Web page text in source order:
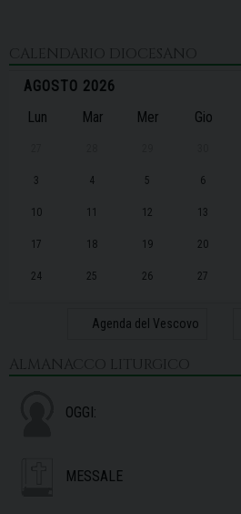
CALENDARIO DIOCESANO
AGOSTO 2026
Lun Mar Mer Gio
3 4 5 6
10 11 12 13
17 18 19 20
24 25 26 27
Agenda del Vescovo
ALMANACCO LITURGICO
OGGI:
MESSALE